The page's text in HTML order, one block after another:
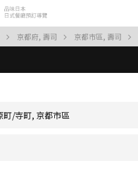
京都府, 壽司 京都市區, 壽司